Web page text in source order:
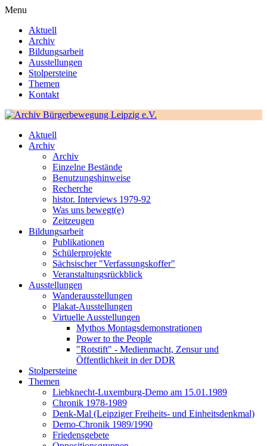
Menu
Aktuell
Archiv
Bildungsarbeit
Ausstellungen
Stolpersteine
Themen
Kontakt
Aktuell
Archiv
Archiv
Einzelne Bestände
Benutzungshinweise
Recherche
histor. Interviews 1979-92
Was uns bewegt(e)
Zeitzeugen
Bildungsarbeit
Publikationen
Schülerprojekte
Sächsischer "Verfassungskoffer"
Veranstaltungsrückblick
Ausstellungen
Wanderausstellungen
Plakat-Ausstellungen
Virtuelle Ausstellungen
Mythos Montagsdemonstrationen
Power to the People
"Rotstift" - Medienmacht, Zensur und
Öffentlichkeit in der DDR
Stolpersteine
Themen
Liebknecht-Luxemburg-Demo am 15.01.1989
Chronik 1978-1989
Denk-Mal (Leipziger Freiheits- und Einheitsdenkmal)
Demo-Chronik 1989/1990
Friedensgebete